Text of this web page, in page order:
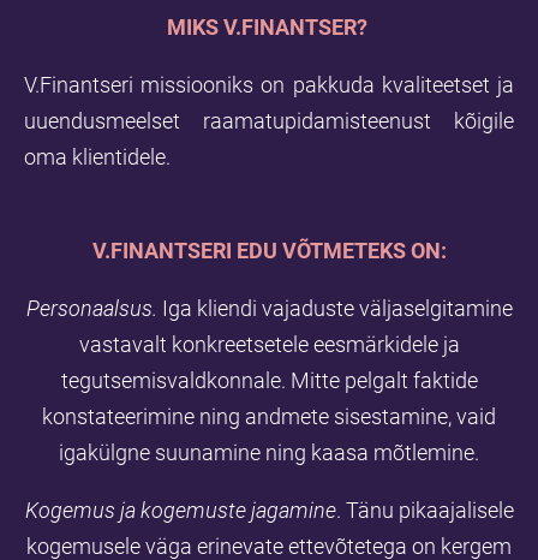
MIKS V.FINANTSER?
V.Finantseri missiooniks on pakkuda kvaliteetset ja
uuendusmeelset raamatupidamisteenust kõigile
oma klientidele.
V.FINANTSERI EDU VÕTMETEKS ON:
Personaalsus. Iga kliendi vajaduste väljaselgitamine
vastavalt konkreetsetele eesmärkidele ja
tegutsemisvaldkonnale. Mitte pelgalt faktide
konstateerimine ning andmete sisestamine, vaid
igakülgne suunamine ning kaasa mõtlemine.
Kogemus ja kogemuste jagamine. Tänu pikaajalisele
kogemusele väga erinevate ettevõtetega on kergem